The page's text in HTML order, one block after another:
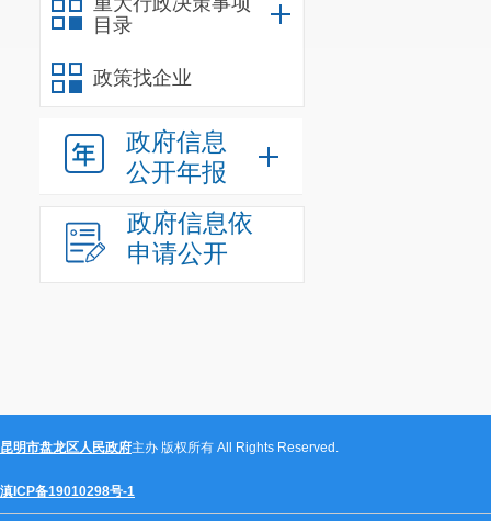
目录
政策找企业
政府信息
公开年报
政府信息依
申请公开
昆明市盘龙区人民政府主办 版权所有 All Rights Reserved.
滇ICP备19010298号-1